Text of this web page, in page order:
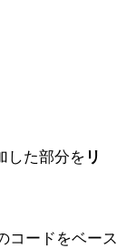
した部分を リ
コードをベース